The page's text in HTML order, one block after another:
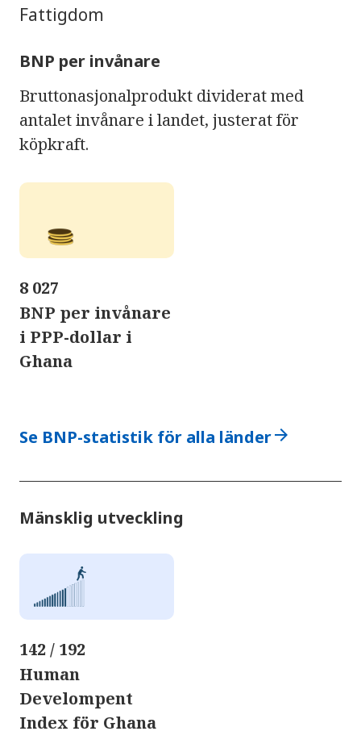
Fattigdom
BNP per invånare
Bruttonasjonalprodukt dividerat med
antalet invånare i landet, justerat för
köpkraft.
8 027
BNP per invånare
i PPP-dollar i
Ghana
Se BNP-statistik för alla länderarrow_forward
Mänsklig utveckling
142 / 192
Human
Develompent
Index för Ghana